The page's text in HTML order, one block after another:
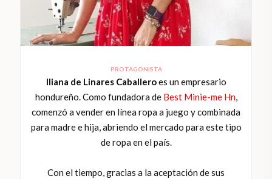
PROTAGONISTA
Iliana de Linares Caballeroes un empresario
hondureño. Como fundadora de Best Minie-me Hn,
comenzó a vender en línea ropa a juego y combinada
para madre e hija, abriendo el mercado para este tipo
de ropa en el país.
Con el tiempo, gracias a la aceptación de sus